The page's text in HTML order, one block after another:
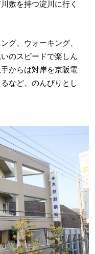
敷を持つ淀川に行く
グ、ウォーキング、
のスピードで楽しん
からは対岸を京阪電
など、のんびりとし